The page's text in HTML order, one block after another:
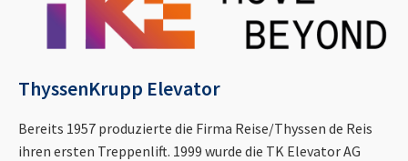
ThyssenKrupp Elevator
Bereits 1957 produzierte die Firma Reise/Thyssen de Reis
ihren ersten Treppenlift. 1999 wurde die TK Elevator AG